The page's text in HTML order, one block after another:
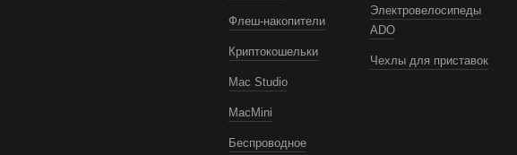
Флеш-накопители
Криптокошельки
Mac Studio
MacMini
Беспроводное
Электровелосипеды
ADO
Чехлы для приставок